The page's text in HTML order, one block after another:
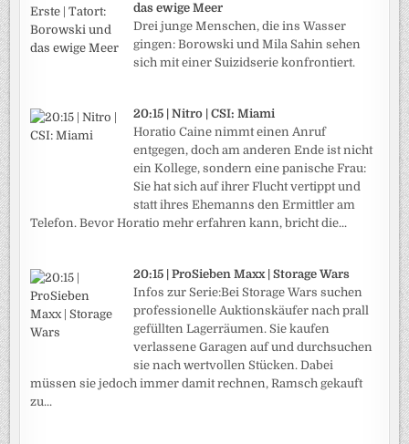
das ewige Meer
Drei junge Menschen, die ins Wasser
gingen: Borowski und Mila Sahin sehen
sich mit einer Suizidserie konfrontiert.
20:15 | Nitro | CSI: Miami
Horatio Caine nimmt einen Anruf
entgegen, doch am anderen Ende ist nicht
ein Kollege, sondern eine panische Frau:
Sie hat sich auf ihrer Flucht vertippt und
statt ihres Ehemanns den Ermittler am
Telefon. Bevor Horatio mehr erfahren kann, bricht die...
20:15 | ProSieben Maxx | Storage Wars
Infos zur Serie:Bei Storage Wars suchen
professionelle Auktionskäufer nach prall
gefüllten Lagerräumen. Sie kaufen
verlassene Garagen auf und durchsuchen
sie nach wertvollen Stücken. Dabei
müssen sie jedoch immer damit rechnen, Ramsch gekauft
zu...